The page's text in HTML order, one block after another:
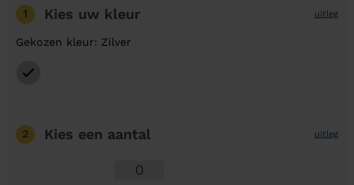
1 Kies uw kleur uitleg
Gekozen kleur: Zilver
2 Kies een aantal uitleg